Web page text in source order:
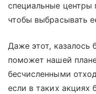
специальные центры
чтобы выбрасывать
Даже этот, казалось
поможет нашей
бесчисленными
если в таких акциях